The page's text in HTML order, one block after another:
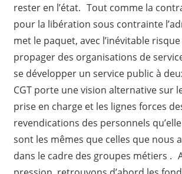
rester en l’état. Tout comme la
pour la libération sous contrainte
met le paquet, avec l’inévitable
propager des organisations de
se développer un service public à
CGT porte une vision alternative sur
prise en charge et les lignes forces
revendications des personnels
sont les mêmes que celles que nous
dans le cadre des groupes métiers .